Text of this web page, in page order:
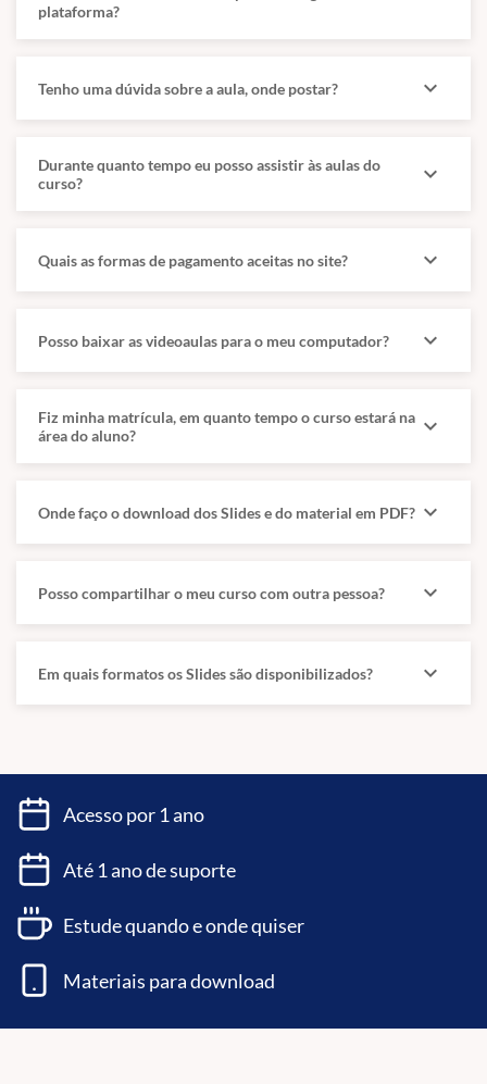
plataforma?
Tenho uma dúvida sobre a aula, onde postar? expand_more
Durante quanto tempo eu posso assistir às aulas do
curso?
expand_more
Quais as formas de pagamento aceitas no site? expand_more
Posso baixar as videoaulas para o meu computador? expand_more
Fiz minha matrícula, em quanto tempo o curso estará na
área do aluno?
expand_more
Onde faço o download dos Slides e do material em PDF? expand_more
Posso compartilhar o meu curso com outra pessoa? expand_more
Em quais formatos os Slides são disponibilizados? expand_more
Acesso por 1 ano
Até 1 ano de suporte
Estude quando e onde quiser
Materiais para download